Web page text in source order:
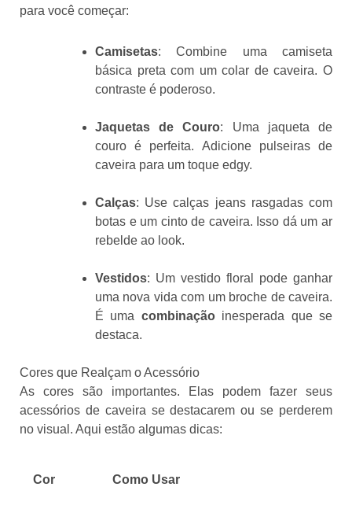
para você começar:
Camisetas: Combine uma camiseta
básica preta com um colar de caveira. O
contraste é poderoso.
Jaquetas de Couro: Uma jaqueta de
couro é perfeita. Adicione pulseiras de
caveira para um toque edgy.
Calças: Use calças jeans rasgadas com
botas e um cinto de caveira. Isso dá um ar
rebelde ao look.
Vestidos: Um vestido floral pode ganhar
uma nova vida com um broche de caveira.
É uma combinaçãoinesperada que se
destaca.
Cores que Realçam o Acessório
As cores são importantes. Elas podem fazer seus
acessórios de caveira se destacarem ou se perderem
no visual. Aqui estão algumas dicas:
Cor Como Usar